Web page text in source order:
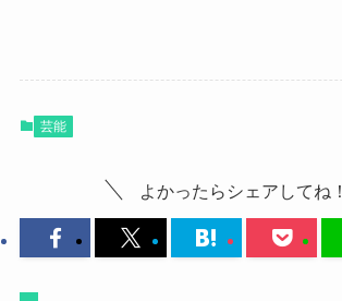
芸能
よかったらシェアしてね！